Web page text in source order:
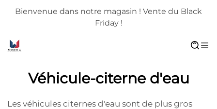
Bienvenue dans notre magasin ! Vente du Black
Friday !
Véhicule-citerne d'eau
Les véhicules citernes d'eau sont de plus gros